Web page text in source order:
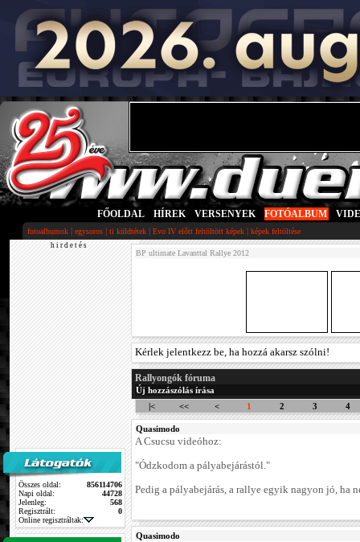
FŐOLDAL HÍREK VERSENYEK FOTÓALBUM
fotoalbumok | egysoros | ti küldtétek | Evo IV előtt feltöltött képek | képek feltöltése
h i r d e t é s
Összes oldal:
856114706
Napi oldal:
44728
Jelenleg:
568
Regisztrált:
0
Online regisztráltak:
BP ultimate Lavanttal Rallye 2012
Kérlek jelentkezz be, ha hozzá akarsz szólni!
Rallyongók fóruma
Új hozzászólás írása
|<
<< < 1 2 3 4
Quasimodo
A Csucsu videóhoz:
"Ódzkodom a pályabejárástól."
Pedig a pályabejárás, a rallye egyik nagyon jó, ha
Quasimodo